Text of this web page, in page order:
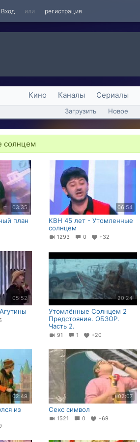
Вход или регистрация
Кино Каналы Сериалы
Загрузить Новое
солнцем
03:35
план
06:54
КВН 45 лет - Утомленные
солнцем
1293 0 +32
05:52 20:24
Утомлённые Солнцем 2
Предстояние. ОБЗОР.
Часть 2.
91 1 +20
02:49
из
02:07
Секс символ
1521 0 +69